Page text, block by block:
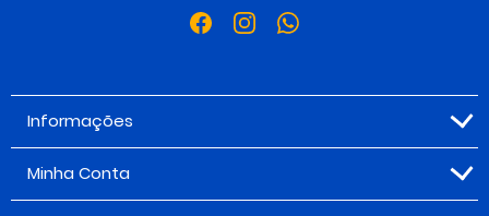
Informações
Minha Conta